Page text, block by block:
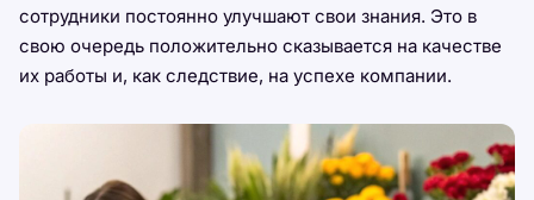
сотрудники постоянно улучшают свои знания. Это в
свою очередь положительно сказывается на качестве
их работы и, как следствие, на успехе компании.